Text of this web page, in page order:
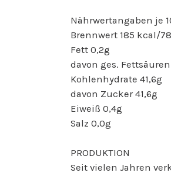
Nährwertangaben je
Brennwert 185 kcal/
Fett 0,2g
davon ges.
Kohlenhydrate 41,6g
davon Zucker 41,6g
Eiweiß 0,4g
Salz 0,0g
PRODUKTION
Seit vielen Jahren